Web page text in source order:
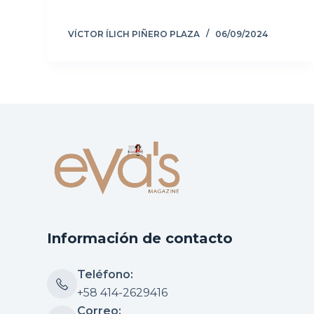
VÍCTOR ÍLICH PIÑERO PLAZA 06/09/2024
Información de contacto
Teléfono:
+58 414-2629416
Correo: